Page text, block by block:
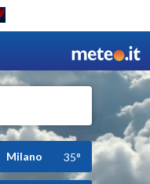
Milano 35°